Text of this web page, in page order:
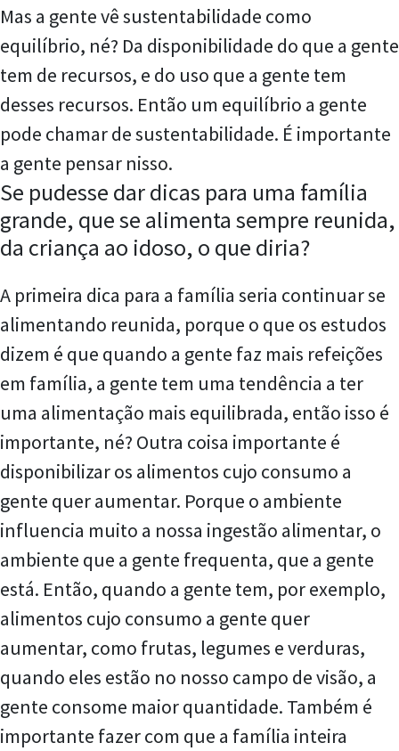
Mas a gente vê sustentabilidade como
equilíbrio, né? Da disponibilidade do que a gente
tem de recursos, e do uso que a gente tem
desses recursos. Então um equilíbrio a gente
pode chamar de sustentabilidade. É importante
a gente pensar nisso.
Se pudesse dar dicas para uma família
grande, que se alimenta sempre reunida,
da criança ao idoso, o que diria?
A primeira dica para a família seria continuar se
alimentando reunida, porque o que os estudos
dizem é que quando a gente faz mais refeições
em família, a gente tem uma tendência a ter
uma alimentação mais equilibrada, então isso é
importante, né? Outra coisa importante é
disponibilizar os alimentos cujo consumo a
gente quer aumentar. Porque o ambiente
influencia muito a nossa ingestão alimentar, o
ambiente que a gente frequenta, que a gente
está. Então, quando a gente tem, por exemplo,
alimentos cujo consumo a gente quer
aumentar, como frutas, legumes e verduras,
quando eles estão no nosso campo de visão, a
gente consome maior quantidade. Também é
importante fazer com que a família inteira